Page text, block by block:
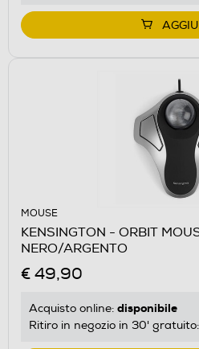
MOUSE
KENSINGTON - ORBIT
NERO/ARGENTO
€ 49,90
Acquisto online: disponibile
Ritiro in negozio in 30' gratuito: